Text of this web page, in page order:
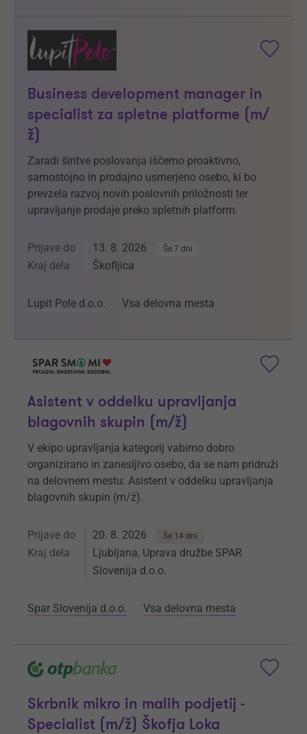
Business development manager in
specialist za spletne platforme (m/
ž)
Zaradi širitve poslovanja iščemo proaktivno,
samostojno in prodajno usmerjeno osebo, ki bo
prevzela razvoj novih poslovnih priložnosti ter
upravljanje prodaje preko spletnih platform.
Prijave do 13. 8. 2026 Še 7 dni
Kraj dela Škofljica
Lupit Pole d.o.o. Vsa delovna mesta
Asistent v oddelku upravljanja
blagovnih skupin (m/ž)
V ekipo upravljanja kategorij vabimo dobro
organizirano in zanesljivo osebo, da se nam pridruži
na delovnem mestu: Asistent v oddelku upravljanja
blagovnih skupin (m/ž).
Prijave do 20. 8. 2026 Še 14 dni
Kraj dela
Ljubljana, Uprava družbe SPAR
Slovenija d.o.o.
Spar Slovenija d.o.o. Vsa delovna mesta
Skrbnik mikro in malih podjetij -
Specialist (m/ž) Škofja Loka